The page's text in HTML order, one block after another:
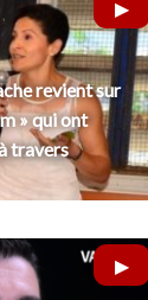
revient sur
» qui ont
travers